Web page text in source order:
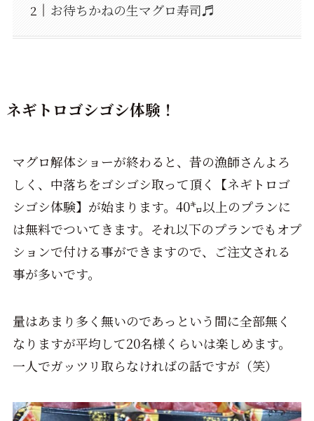
お待ちかねの生マグロ寿司♬
ネギトロゴシゴシ体験！
マグロ解体ショーが終わると、昔の漁師さんよろ
しく、中落ちをゴシゴシ取って頂く【ネギトロゴ
シゴシ体験】が始まります。40㌔以上のプランに
は無料でついてきます。それ以下のプランでもオプ
ションで付ける事ができますので、ご注文される
事が多いです。
量はあまり多く無いのであっという間に全部無く
なりますが平均して20名様くらいは楽しめます。
一人でガッツリ取らなければの話ですが（笑）